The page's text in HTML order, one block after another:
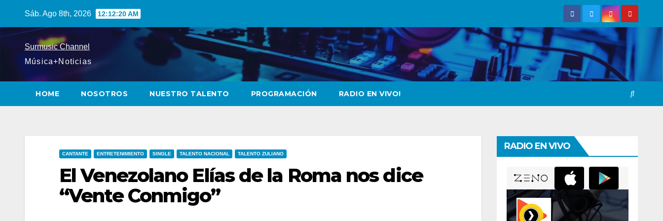
contenido
Sáb. Ago 8th, 2026 12:12:21 AM
Surmusic Channel
Música+Noticias
HOME NOSOTROS NUESTRO TALENTO PROGRAMACIÓN RADIO EN VIVO!
CANTANTE ENTRETENIMIENTO SINGLE TALENTO NACIONAL TALENTO ZULIANO
El Venezolano Elías de la Roma nos dice
“Vente Conmigo”
RADIO EN VIVO